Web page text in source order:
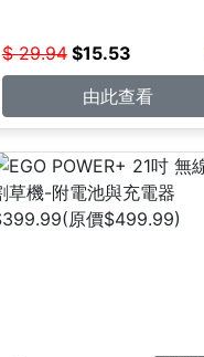
$ 29.94 $15.53
由此查看